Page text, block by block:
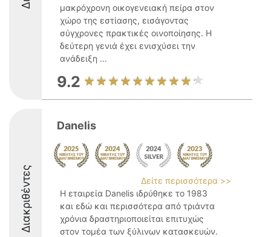
μακρόχρονη οικογενειακή πείρα στον
χώρο της εστίασης, εισάγοντας
σύγχρονες πρακτικές οινοποίησης. Η
δεύτερη γενιά έχει ενισχύσει την
ανάδειξη ...
9.2
Διακριθέντες
Danelis
Δείτε περισσότερα >>
Η εταιρεία Danelis ιδρύθηκε το 1983
και εδώ και περισσότερα από τριάντα
χρόνια δραστηριοποιείται επιτυχώς
στον τομέα των ξύλινων κατασκευών.